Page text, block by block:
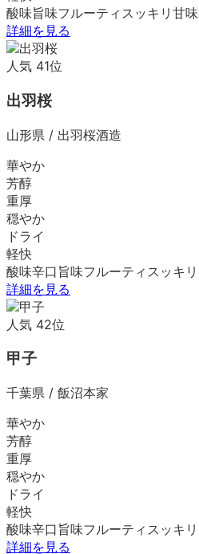
酸味旨味フルーティ スッキリ 甘味
詳細を見る
人気 41位
出羽桜
山形県 / 出羽桜酒造
華やか
芳醇
重厚
穏やか
ドライ
軽快
酸味辛口 旨味フルーティ スッキリ
詳細を見る
人気 42位
甲子
千葉県 / 飯沼本家
華やか
芳醇
重厚
穏やか
ドライ
軽快
酸味辛口 旨味フルーティ スッキリ
詳細を見る